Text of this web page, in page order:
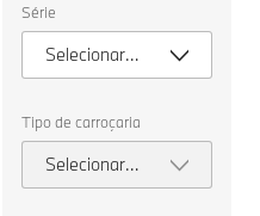
as
seguintes
propriedades
para
um
veículo
para
comparar.
Série
Selecionar
série
Tipo de carroçaria
Selecionar
tipo de